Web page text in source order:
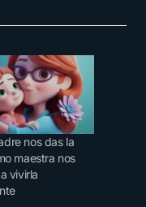
nos das la
maestra nos
vivirla